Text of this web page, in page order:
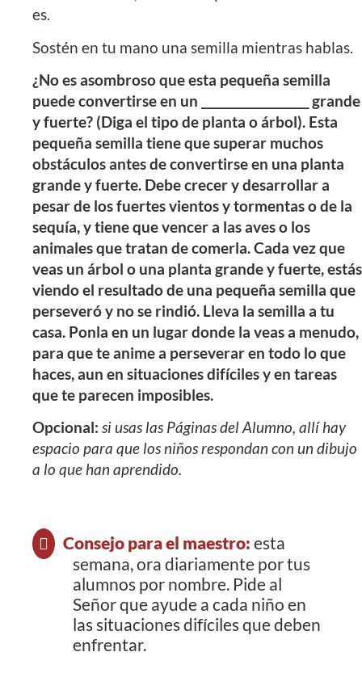
es.
Sostén en tu mano una semilla mientras hablas.
¿No es asombroso que esta pequeña semilla
puede convertirse en un ___________________ grande
y fuerte? (Diga el tipo de planta o árbol). Esta
pequeña semilla tiene que superar muchos
obstáculos antes de convertirse en una planta
grande y fuerte. Debe crecer y desarrollar a
pesar de los fuertes vientos y tormentas o de la
sequía, y tiene que vencer a las aves o los
animales que tratan de comerla. Cada vez que
veas un árbol o una planta grande y fuerte, estás
viendo el resultado de una pequeña semilla que
perseveró y no se rindió. Lleva la semilla a tu
casa. Ponla en un lugar donde la veas a menudo,
para que te anime a perseverar en todo lo que
haces, aun en situaciones difíciles y en tareas
que te parecen imposibles.
Opcional: si usas las Páginas del Alumno, allí hay
espacio para que los niños respondan con un dibujo
a lo que han aprendido.
Consejo para el maestro: esta
semana, ora diariamente por tus
alumnos por nombre. Pide al
Señor que ayude a cada niño en
las situaciones difíciles que deben
enfrentar.